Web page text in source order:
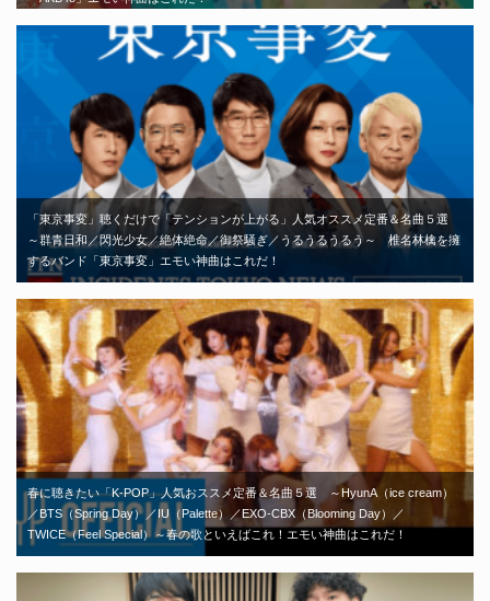
「東京事変」聴くだけで「テンションが上がる」人気オススメ定番＆名曲５選
～群青日和／閃光少女／絶体絶命／御祭騒ぎ／うるうるうるう～ 椎名林檎を擁
するバンド「東京事変」エモい神曲はこれだ！
春に聴きたい「K-POP」人気おススメ定番＆名曲５選 ～HyunA（ice cream）
／BTS（Spring Day）／IU（Palette）／EXO-CBX（Blooming Day）／
TWICE（Feel Special）～春の歌といえばこれ！エモい神曲はこれだ！